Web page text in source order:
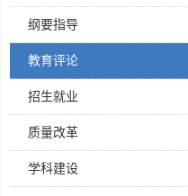
纲要指导
教育评论
招生就业
质量改革
学科建设